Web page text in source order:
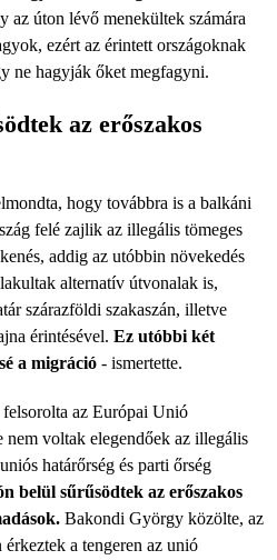
az úton lévő menekültek számára
ezért az érintett országoknak
ne hagyják őket megfagyni.
az erőszakos
hogy továbbra is a balkáni
felé zajlik az illegális tömeges
addig az utóbbin növekedés
alternatív útvonalak is,
szárazföldi szakaszán, illetve
érintésével. Ez utóbbi két
a migráció - ismertette.
az Európai Unió
nem voltak elegendőek az illegális
határőrség és parti őrség
belül sűrűsödtek az erőszakos
Bakondi György közölte, az
a tengeren az unió